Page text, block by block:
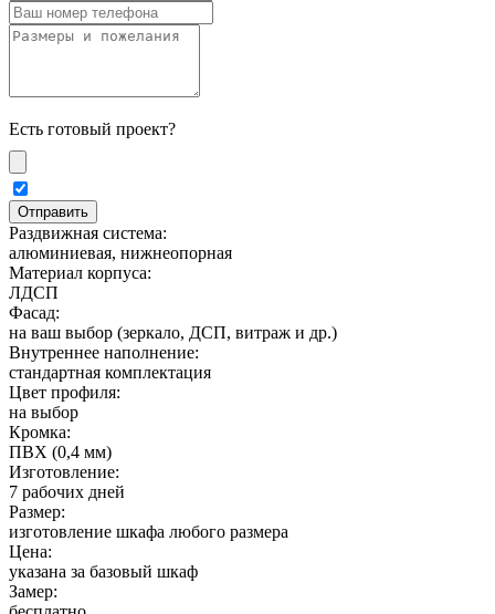
Есть готовый проект?
Раздвижная система:
алюминиевая, нижнеопорная
Материал корпуса:
ЛДСП
Фасад:
на ваш выбор (зеркало, ДСП, витраж и др.)
Внутреннее наполнение:
стандартная комплектация
Цвет профиля:
на выбор
Кромка:
ПВХ (0,4 мм)
Изготовление:
7 рабочих дней
Размер:
изготовление шкафа любого размера
Цена:
указана за базовый шкаф
Замер: